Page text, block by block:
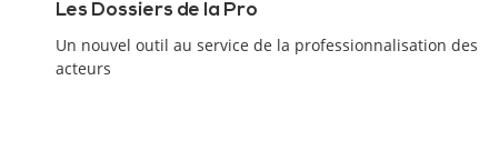
Les Dossiers de la Pro
Un nouvel outil au service de la professionnalisation des
acteurs